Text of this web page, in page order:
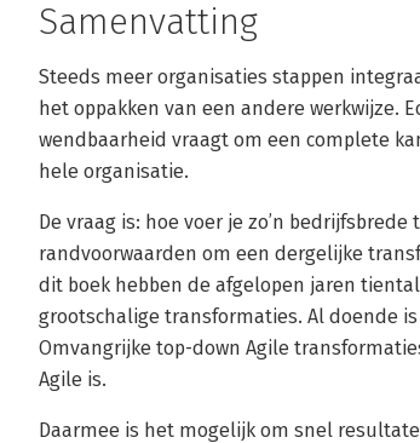
Samenvatting
Steeds meer organisaties stappen
het oppakken van een andere werkwijze.
wendbaarheid vraagt om een complete
hele organisatie.
De vraag is: hoe voer je zo’n
randvoorwaarden om een dergelijke
dit boek hebben de afgelopen jaren
grootschalige transformaties. Al doende
Omvangrijke top-down Agile
Agile is.
Daarmee is het mogelijk om snel